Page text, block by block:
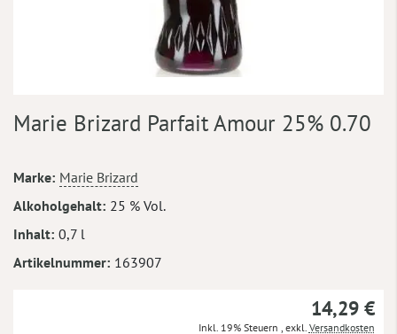
Anfang
springen
Marie Brizard Parfait Amour 25% 0.70
Mehr
Informationen
Marke Marie Brizard
Alkoholgehalt 25 % Vol.
Inhalt 0,7 l
Artikelnummer 163907
14,29 €
Inkl. 19% Steuern exkl. Versandkosten